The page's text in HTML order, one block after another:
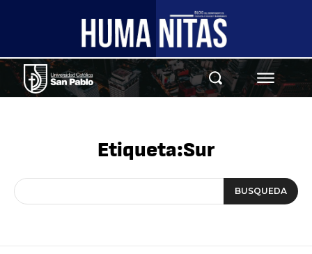
Etiqueta:Sur
BUSQUEDA